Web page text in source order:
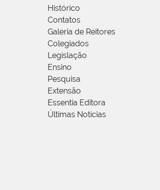
Histórico
Contatos
Galeria de Reitores
Colegiados
Legislação
Ensino
Pesquisa
Extensão
Essentia Editora
Últimas Notícias